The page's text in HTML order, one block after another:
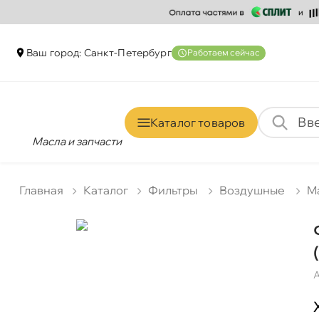
аш город: Санкт-Петербур Работаем сейчас
Масла и запчасти
Каталог товаро
Главная Катало Фильтры оздушные